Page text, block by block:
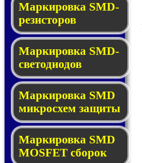
Маркировка SMD-
ре­зис­то­ров
Маркировка SMD-
све­то­дио­дов
Мар­ки­ров­ка SMD
мик­рос­хем защиты
Мар­ки­ров­ка SMD
MOSFET сбо­рок